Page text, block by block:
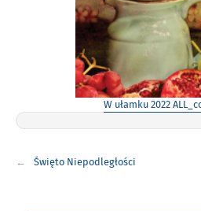
W ułamku 2022
wpisu
Święto Niepodległości